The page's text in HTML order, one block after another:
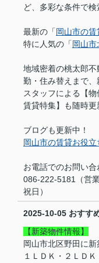
ど、多彩な条件で検
最新の「 岡山市の
特に人気の「 岡山
地域密着の桃太郎
勤・住み替えまで、
スタッフによる【
賃貸特集】も随時更
ブログも更新中！
岡山市の賃貸お役
お電話でのお問い合
086-222-5181（営
祝日）
2025-10-05 おすす
【新築物件情報】
岡山市北区野田に新
１ＬＤＫ・２ＬＤ